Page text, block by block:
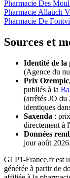
Pharmacie Des
Pharmacie Allauch
Pharmacie De
Sources et
Identité de la
(Agence du
Prix
publiés à la
(arrêtés JO
identiques
Saxenda :
directement à
Données
jour août 2026.
GLP1-France.fr est
générée à partir de